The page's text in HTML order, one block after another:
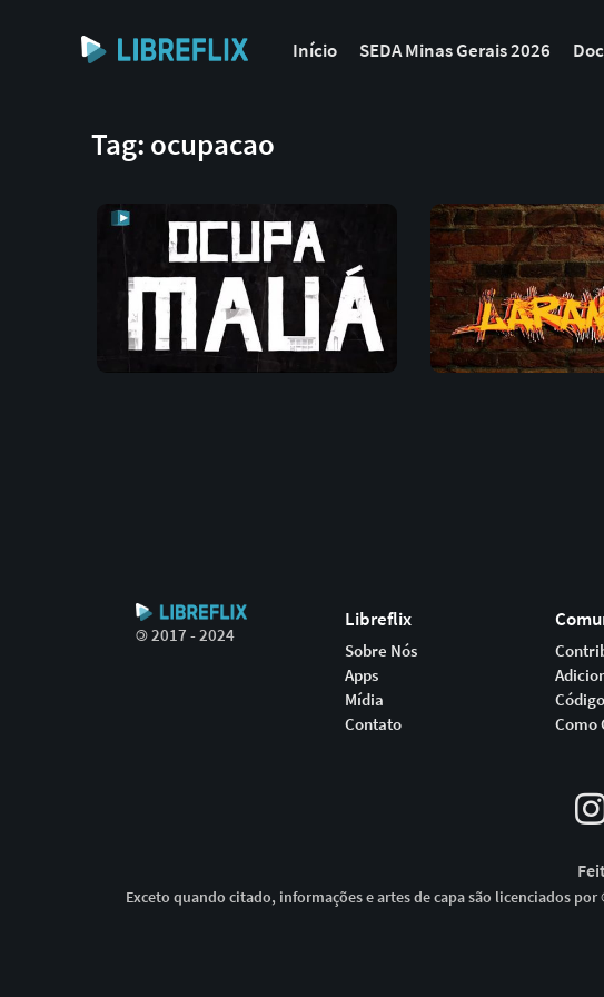
Início SEDA Minas Gerais 2026
Tag: ocupacao
©2017 - 2024
Libreflix
Sobre Nós
Apps
Mídia
Contato
Como
Exceto quando citado, informações e artes de capa são licenciados